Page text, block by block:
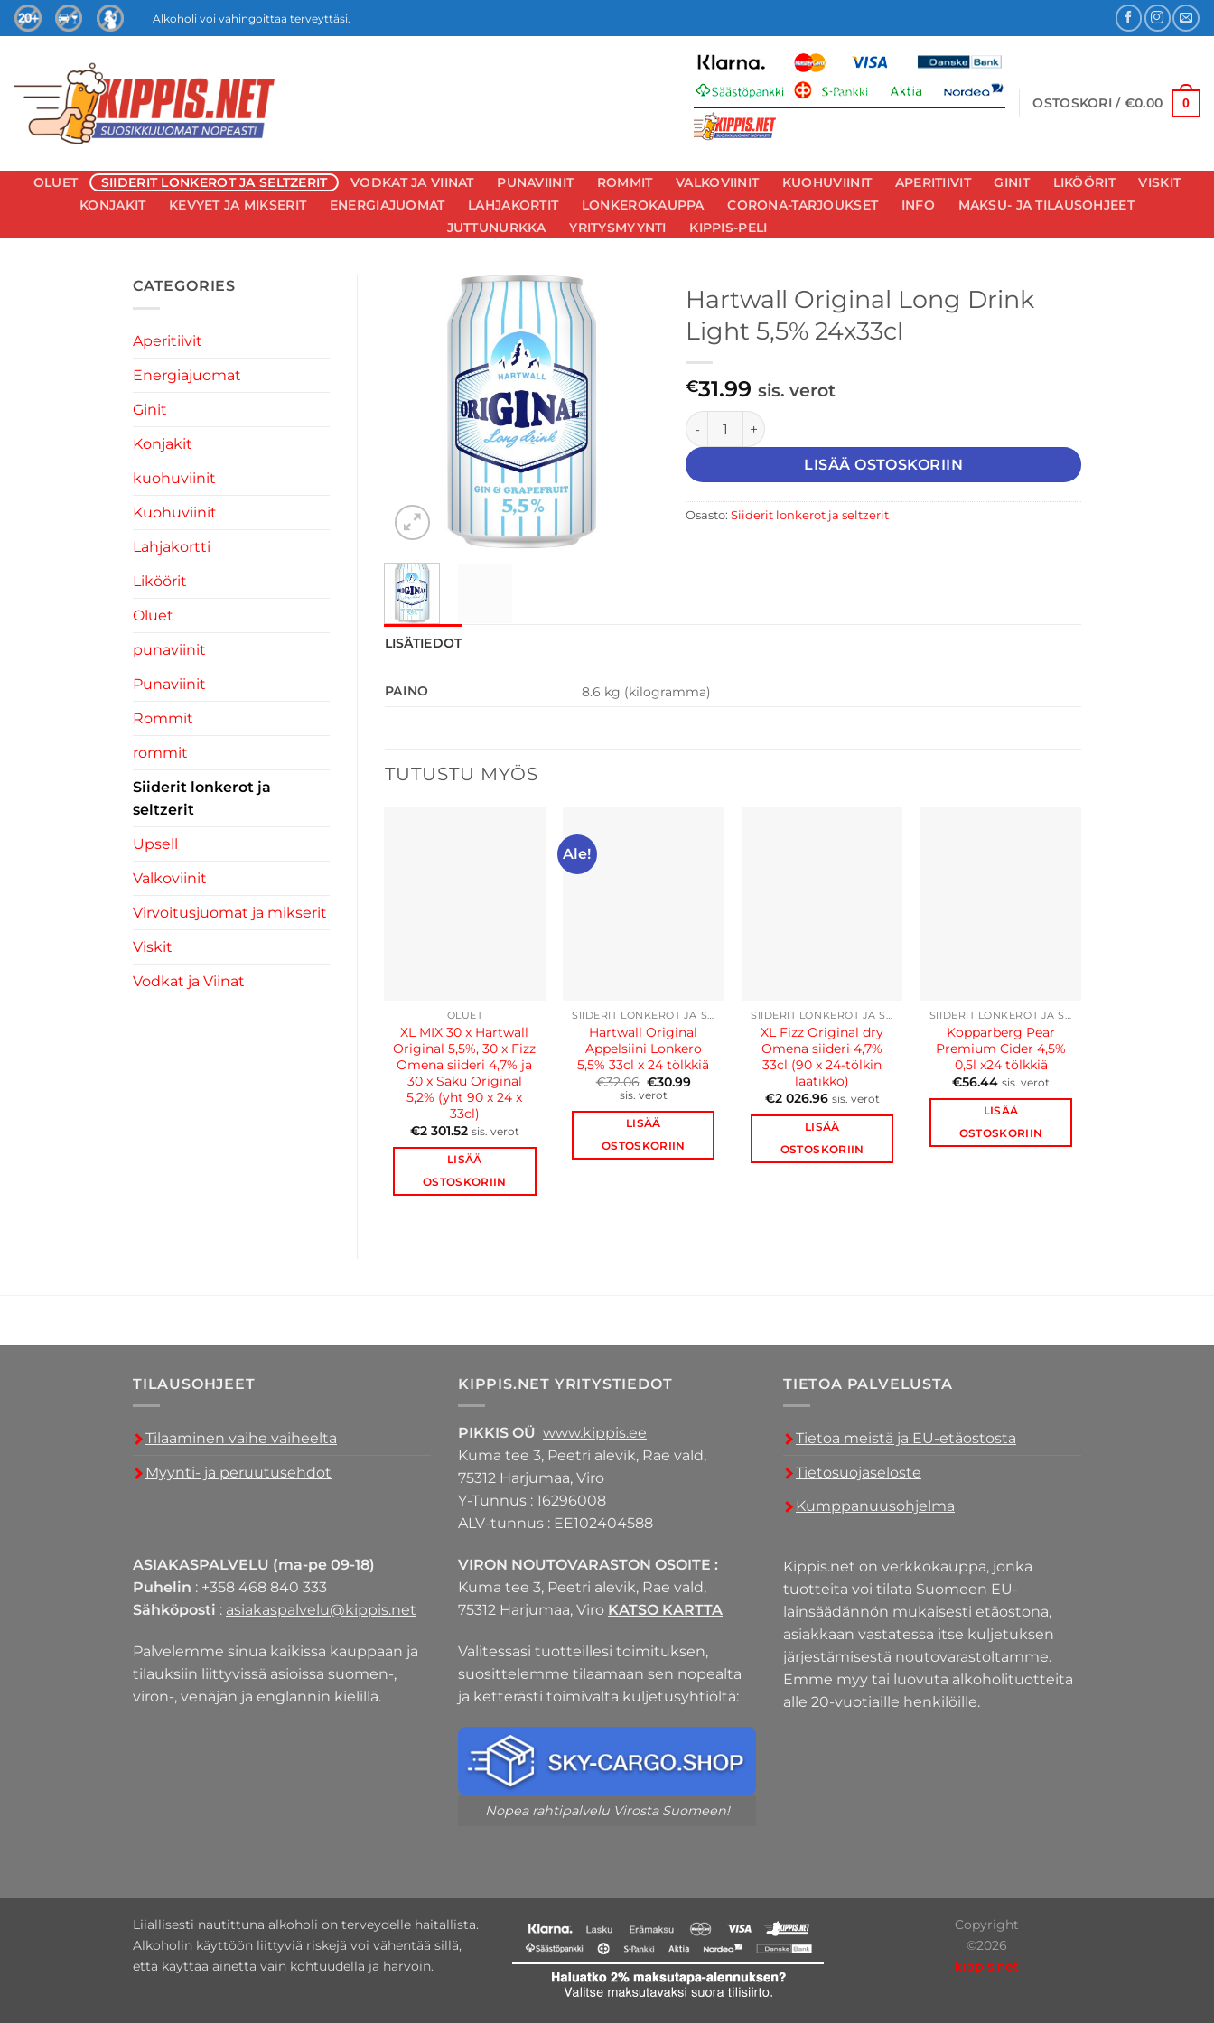
Skip
to
Alkoholi voi vahingoittaa terveyttäsi.
OSTOSKORI / €0.00 0
OLUET SIIDERIT LONKEROT JA SELTZERIT VODKAT JA VIINAT PUNAVIINIT ROMMIT VALKOVIINIT KUOHUVIINIT APERITIIVIT GINIT LIKÖÖRIT
VISKIT
KONJAKIT
KEVYET JA MIKSERIT ENERGIAJUOMAT LAHJAKORTIT LONKEROKAUPPA CORONA-TARJOUKSET INFO
MAKSU- JA TILAUSOHJEET
JUTTUNURKKA
YRITYSMYYNTI KIPPIS-PELI
CATEGORIES
Aperitiivit
Energiajuomat
Ginit
Konjakit
kuohuviinit
Kuohuviinit
Lahjakortti
Liköörit
Oluet
punaviinit
Punaviinit
Rommit
rommit
Siiderit lonkerot ja
seltzerit
Upsell
Valkoviinit
Virvoitusjuomat ja mikserit
Viskit
Vodkat ja Viinat
Hartwall Original Long Drink
Light 5,5% 24x33cl
€31.99 sis. verot
Hartwall Original Long Drink Light 5,5% 24x33cl määrä
LISÄÄ OSTOSKORIIN
Osasto:Siiderit lonkerot ja seltzerit
LISÄTIEDOT
PAINO 8.6 kg (kilogramma)
TUTUSTU MYÖS
OLUET
XL MIX 30 x Hartwall
Original 5,5%, 30 x Fizz
Omena siideri 4,7% ja
30 x Saku Original
5,2% (yht 90 x 24 x
33cl)
€2 301.52 sis. verot
LISÄÄ
OSTOSKORIIN
Ale!
SIIDERIT LONKEROT JA SELTZERIT
Hartwall Original
Appelsiini Lonkero
5,5% 33cl x 24 tölkkiä
€32.06 Alkuperäinen
hinta
€32.06.
€30.99Nykyinen
sis. verot
LISÄÄ
OSTOSKORIIN
SIIDERIT LONKEROT JA SELTZERIT
XL Fizz Original dry
Omena siideri 4,7%
33cl (90 x 24-tölkin
laatikko)
€2 026.96 sis. verot
LISÄÄ
OSTOSKORIIN
SIIDERIT LONKEROT JA SELTZERIT
Kopparberg Pear
Premium Cider 4,5%
0,5l x24 tölkkiä
€56.44 sis. verot
LISÄÄ
OSTOSKORIIN
TILAUSOHJEET
Tilaaminen vaihe vaiheelta
Myynti- ja peruutusehdot
ASIAKASPALVELU (ma-pe 09-18)
Puhelin : +358 468 840 333
Sähköposti : asiakaspalvelu@kippis.net
Palvelemme sinua kaikissa kauppaan ja
tilauksiin liittyvissä asioissa suomen-,
viron-, venäjän ja englannin kielillä.
KIPPIS.NET YRITYSTIEDOT
PIKKIS OÜ www.kippis.ee
Kuma tee 3, Peetri alevik, Rae vald,
75312 Harjumaa, Viro
Y-Tunnus : 16296008
ALV-tunnus : EE102404588
VIRON NOUTOVARASTON OSOITE :
Kuma tee 3, Peetri alevik, Rae vald,
75312 Harjumaa, Viro KATSO KARTTA
Valitessasi tuotteillesi toimituksen,
suosittelemme tilaamaan sen nopealta
ja ketterästi toimivalta kuljetusyhtiöltä:
Nopea rahtipalvelu Virosta Suomeen!
TIETOA PALVELUSTA
Tietoa meistä ja EU-etäostosta
Tietosuojaseloste
Kumppanuusohjelma
Kippis.net on verkkokauppa, jonka
tuotteita voi tilata Suomeen EU-
lainsäädännön mukaisesti etäostona,
asiakkaan vastatessa itse kuljetuksen
järjestämisestä noutovarastoltamme.
Emme myy tai luovuta alkoholituotteita
alle 20-vuotiaille henkilöille.
Liiallisesti nautittuna alkoholi on terveydelle haitallista.
Alkoholin käyttöön liittyviä riskejä voi vähentää sillä,
että käyttää ainetta vain kohtuudella ja harvoin.
Copyright
©2026
kippis.net